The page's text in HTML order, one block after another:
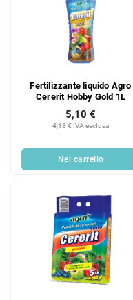
Fertilizzante liquido Agro
Cererit Hobby Gold 1L
4,18 € IVA esclusa
5,10 €
Nel carrello